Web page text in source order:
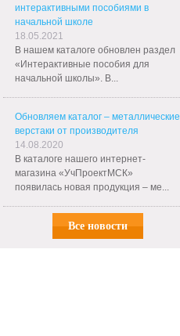
интерактивными пособиями в
начальной школе
18.05.2021
В нашем каталоге обновлен раздел
«Интерактивные пособия для
начальной школы». В...
Обновляем каталог – металлические
верстаки от производителя
14.08.2020
В каталоге нашего интернет-
магазина «УчПроектМСК»
появилась новая продукция – ме...
Все новости